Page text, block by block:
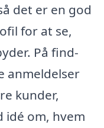
det er en god
for at se,
På find-
anmeldelser
kunder,
idé om, hvem